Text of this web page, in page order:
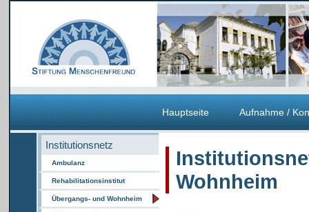
Hauptseite Aufnahme /
Institutionsnetz
Ambulanz
Rehabilitationsinstitut
Übergangs- und Wohnheim
Wohnheim